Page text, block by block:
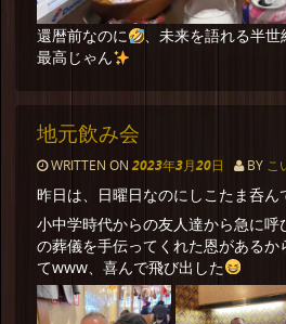
還暦前なのに
、未来を語れる半
最高じゃん
地元飲み会
WRITTEN ON 2023年3月20日 BY こ
昨日は、日曜日なのにしこたま呑ん
小中学時代からの友人達から急に
の葬儀を手伝ってくれた恩があるか
てwww、喜んで飛び出した